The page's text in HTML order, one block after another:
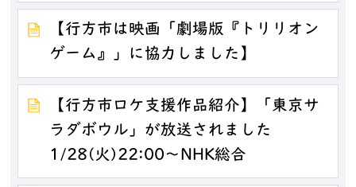
【行方市は映画「劇場版『トリリオン
ゲーム』」に協力しました】
【行方市ロケ支援作品紹介】「東京サ
ラダボウル」が放送されました
1/28(火)22:00～NHK総合